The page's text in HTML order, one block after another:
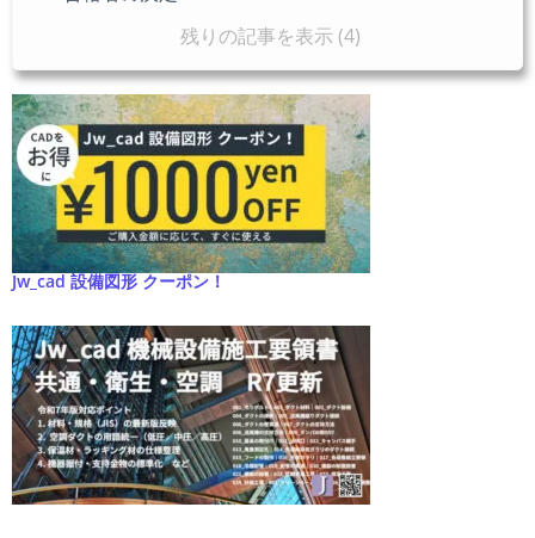
残りの記事を表示 (4)
Jw_cad 設備図形 クーポン！